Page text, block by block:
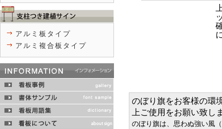
のぼり旗をお客様の環
上ご使用をお願い致し
のぼり旗は、思わぬ強い風
アルミ板タイプ
アルミ複合板タイプ